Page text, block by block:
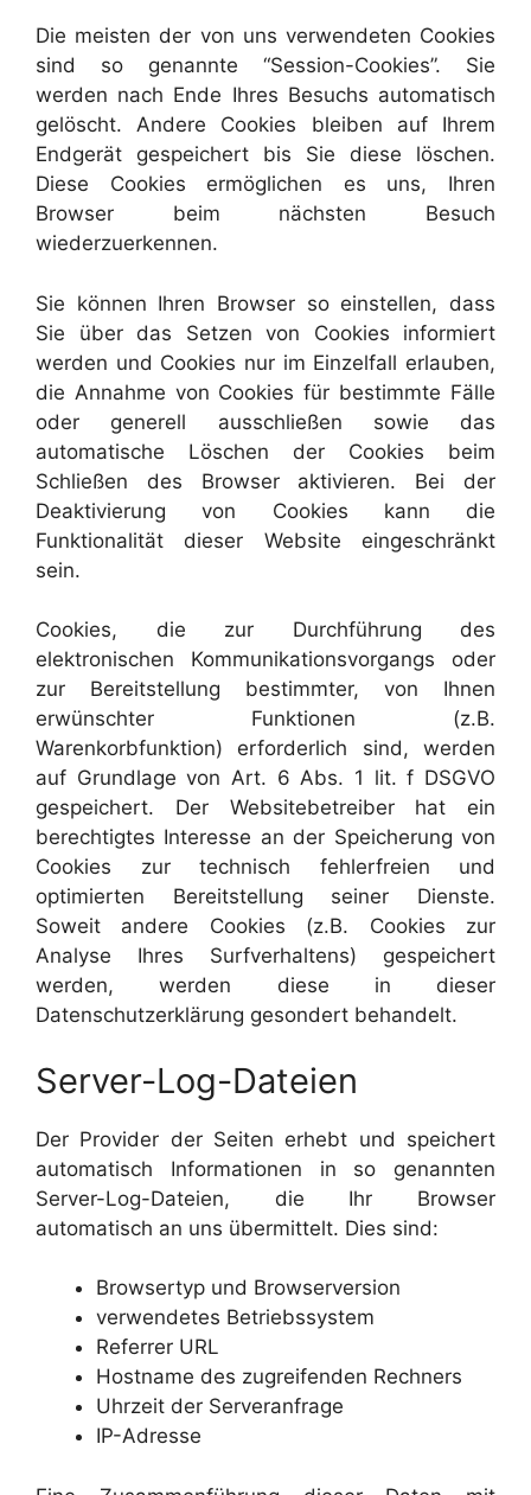
Die meisten der von uns verwendeten Cookies
sind so genannte “Session-Cookies”. Sie
werden nach Ende Ihres Besuchs automatisch
gelöscht. Andere Cookies bleiben auf Ihrem
Endgerät gespeichert bis Sie diese löschen.
Diese Cookies ermöglichen es uns, Ihren
Browser beim nächsten Besuch
wiederzuerkennen.
Sie können Ihren Browser so einstellen, dass
Sie über das Setzen von Cookies informiert
werden und Cookies nur im Einzelfall erlauben,
die Annahme von Cookies für bestimmte Fälle
oder generell ausschließen sowie das
automatische Löschen der Cookies beim
Schließen des Browser aktivieren. Bei der
Deaktivierung von Cookies kann die
Funktionalität dieser Website eingeschränkt
sein.
Cookies, die zur Durchführung des
elektronischen Kommunikationsvorgangs oder
zur Bereitstellung bestimmter, von Ihnen
erwünschter Funktionen (z.B.
Warenkorbfunktion) erforderlich sind, werden
auf Grundlage von Art. 6 Abs. 1 lit. f DSGVO
gespeichert. Der Websitebetreiber hat ein
berechtigtes Interesse an der Speicherung von
Cookies zur technisch fehlerfreien und
optimierten Bereitstellung seiner Dienste.
Soweit andere Cookies (z.B. Cookies zur
Analyse Ihres Surfverhaltens) gespeichert
werden, werden diese in dieser
Datenschutzerklärung gesondert behandelt.
Server-Log-Dateien
Der Provider der Seiten erhebt und speichert
automatisch Informationen in so genannten
Server-Log-Dateien, die Ihr Browser
automatisch an uns übermittelt. Dies sind:
Browsertyp und Browserversion
verwendetes Betriebssystem
Referrer URL
Hostname des zugreifenden Rechners
Uhrzeit der Serveranfrage
IP-Adresse